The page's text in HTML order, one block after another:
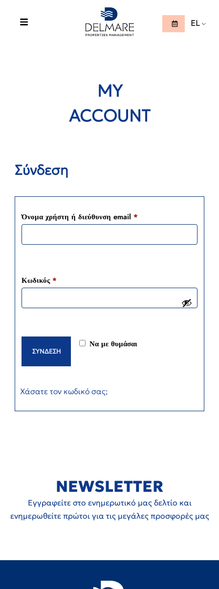
EL
MY
ACCOUNT
Σύνδεση
Όνομα χρήστη ή διεύθυνση email *
Κωδικός *
Να με θυμάσαι
ΣΥΝΔΕΣΗ
Χάσατε τον κωδικό σας;
NEWSLETTER
Εγγραφείτε στο ενημερωτικό μας δελτίο και
ενημερωθείτε πρώτοι για τις μεγάλες προσφορές μας